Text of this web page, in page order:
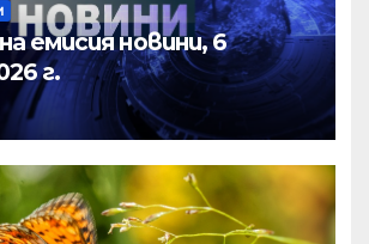
емисия новини, 6
г.